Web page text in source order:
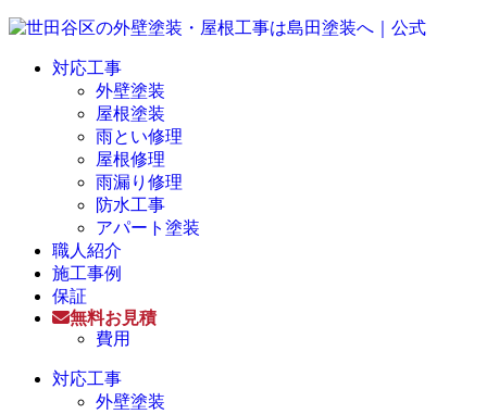
対応工事
外壁塗装
屋根塗装
雨とい修理
屋根修理
雨漏り修理
防水工事
アパート塗装
職人紹介
施工事例
保証
無料お見積
費用
対応工事
外壁塗装